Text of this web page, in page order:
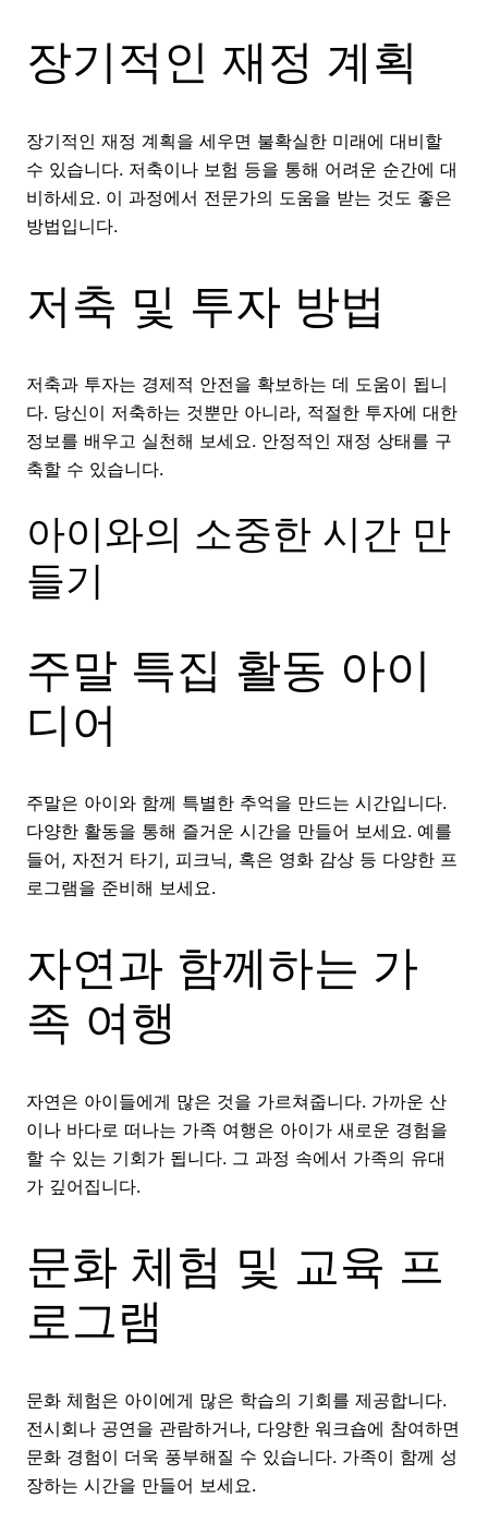
장기적인 재정 계획
장기적인 재정 계획을 세우면 불확실한 미래에 대비할
수 있습니다. 저축이나 보험 등을 통해 어려운 순간에 대
비하세요. 이 과정에서 전문가의 도움을 받는 것도 좋은
방법입니다.
저축 및 투자 방법
저축과 투자는 경제적 안전을 확보하는 데 도움이 됩니
다. 당신이 저축하는 것뿐만 아니라, 적절한 투자에 대한
정보를 배우고 실천해 보세요. 안정적인 재정 상태를 구
축할 수 있습니다.
아이와의 소중한 시간 만
들기
주말 특집 활동 아이
디어
주말은 아이와 함께 특별한 추억을 만드는 시간입니다.
다양한 활동을 통해 즐거운 시간을 만들어 보세요. 예를
들어, 자전거 타기, 피크닉, 혹은 영화 감상 등 다양한 프
로그램을 준비해 보세요.
자연과 함께하는 가
족 여행
자연은 아이들에게 많은 것을 가르쳐줍니다. 가까운 산
이나 바다로 떠나는 가족 여행은 아이가 새로운 경험을
할 수 있는 기회가 됩니다. 그 과정 속에서 가족의 유대
가 깊어집니다.
문화 체험 및 교육 프
로그램
문화 체험은 아이에게 많은 학습의 기회를 제공합니다.
전시회나 공연을 관람하거나, 다양한 워크숍에 참여하면
문화 경험이 더욱 풍부해질 수 있습니다. 가족이 함께 성
장하는 시간을 만들어 보세요.